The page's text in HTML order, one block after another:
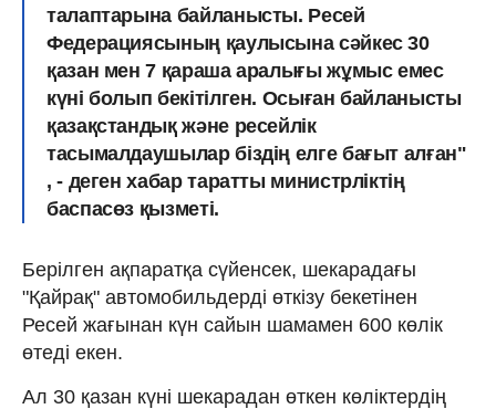
талаптарына байланысты. Ресей
Федерациясының қаулысына сәйкес 30
қазан мен 7 қараша аралығы жұмыс емес
күні болып бекітілген. Осыған байланысты
қазақстандық және ресейлік
тасымалдаушылар біздің елге бағыт алған"
, - деген хабар таратты министрліктің
баспасөз қызметі.
Берілген ақпаратқа сүйенсек, шекарадағы
"Қайрақ" автомобильдерді өткізу бекетінен
Ресей жағынан күн сайын шамамен 600 көлік
өтеді екен.
Ал 30 қазан күні шекарадан өткен көліктердің